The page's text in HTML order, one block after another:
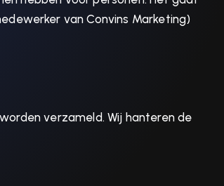
van Convins Marketing)
verzameld. Wij hanteren de